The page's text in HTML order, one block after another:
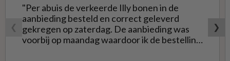
❮
"Per abuis de verkeerde Illy bonen in de
aanbieding besteld en correct geleverd
gekregen op zaterdag. De aanbieding was
voorbij op maandag waardoor ik de bestelling
❯